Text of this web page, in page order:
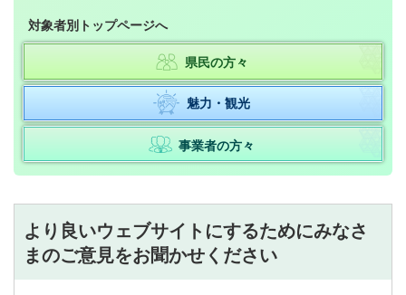
対象者別トップページへ
県民の方々
魅力・観光
事業者の方々
より良いウェブサイトにするためにみなさ
まのご意見をお聞かせください